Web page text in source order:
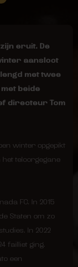
eruit. De
aansloot
met twee
beide
directeur Tom
winter opgepikt
teloorgegane
FC. In 2015
Staten om zo
In 2022
failliet ging.
een